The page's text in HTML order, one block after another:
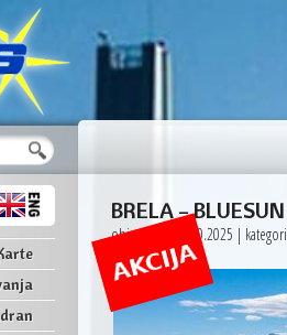
BRELA –
objavljeno: 15.10.2025 |